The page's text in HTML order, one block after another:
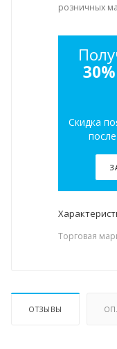
розничных
30%
Скидка
Торговая
ОТЗЫВЫ